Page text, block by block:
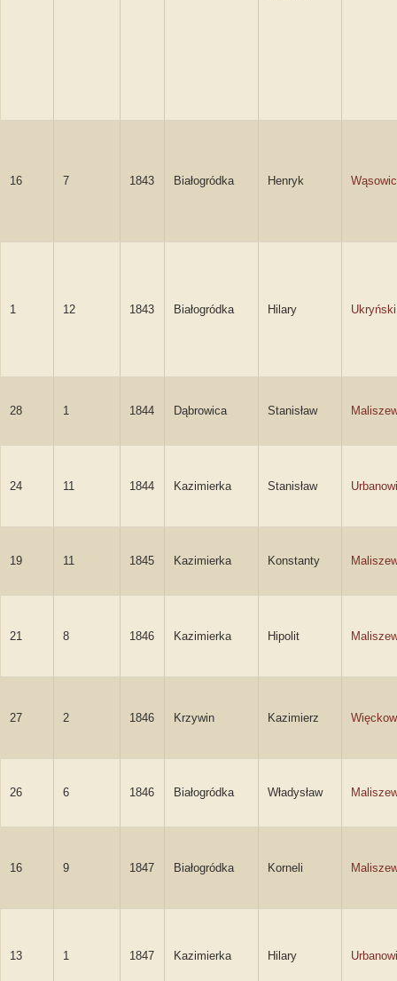
16 7 1843 Białogródka Henryk
1 12 1843 Białogródka Hilary Ukryński
28 1 1844 Dąbrowica Stanisław
24 11 1844 Kazimierka Stanisław
19 11 1845 Kazimierka Konstanty
21 8 1846 Kazimierka Hipolit
27 2 1846 Krzywin Kazimierz
26 6 1846 Białogródka Władysław
16 9 1847 Białogródka Korneli
13 1 1847 Kazimierka Hilary